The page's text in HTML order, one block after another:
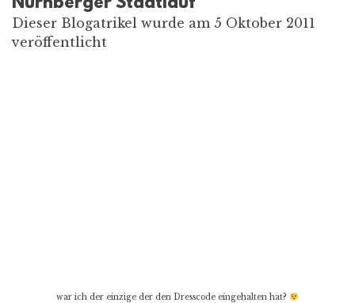
Dieser Blogatrikel wurde am 5 Oktober 2011
veröffentlicht
war ich der einzige der den Dresscode eingehalten hat?